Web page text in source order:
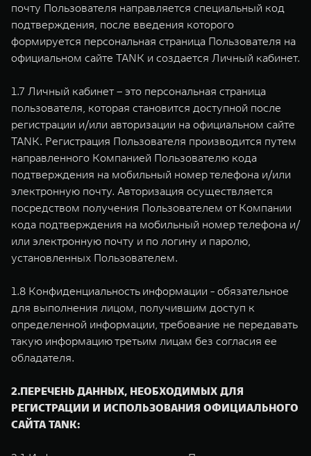
почту Пользователя направляется специальный код
подтверждения, после введения которого
формируется персональная страница Пользователя на
официальном сайте TANK и создается Личный кабинет.
1.7 Личный кабинет – это персональная страница
пользователя, которая становится доступной после
регистрации и/или авторизации на официальном сайте
TANK. Регистрация Пользователя производится путем
направленного Компанией Пользователю кода
подтверждения на мобильный номер телефона и/или
электронную почту. Авторизация осуществляется
посредством получения Пользователем от Компании
кода подтверждения на мобильный номер телефона и/
или электронную почту и по логину и паролю,
установленных Пользователем.
1.8 Конфиденциальность информации - обязательное
для выполнения лицом, получившим доступ к
определенной информации, требование не передавать
такую информацию третьим лицам без согласия ее
обладателя.
2.ПЕРЕЧЕНЬ ДАННЫХ, НЕОБХОДИМЫХ ДЛЯ
РЕГИСТРАЦИИ И ИСПОЛЬЗОВАНИЯ ОФИЦИАЛЬНОГО
САЙТА TANK: